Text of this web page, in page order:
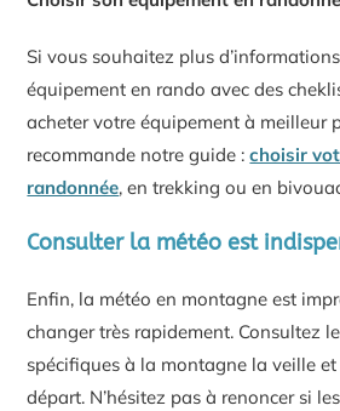
Si vous souhaitez plus
équipement en rando avec des
acheter votre équipement à meilleur
recommande notre guide :choisir
randonnée, en trekking ou en
Consulter la météo est
Enfin, la météo en montagne est
changer très rapidement. Consultez
spécifiques à la montagne la veille
départ. N’hésitez pas à renoncer si